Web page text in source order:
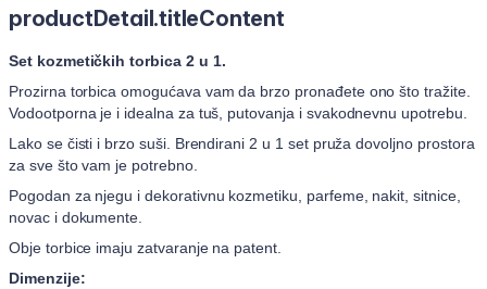
productDetail.titleContent
Set kozmetičkih torbica 2 u 1.
Prozirna torbica omogućava vam da brzo pronađete ono što tražite.
Vodootporna je i idealna za tuš, putovanja i svakodnevnu upotrebu.
Lako se čisti i brzo suši. Brendirani 2 u 1 set pruža dovoljno prostora
za sve što vam je potrebno.
Pogodan za njegu i dekorativnu kozmetiku, parfeme, nakit, sitnice,
novac i dokumente.
Obje torbice imaju zatvaranje na patent.
Dimenzije: